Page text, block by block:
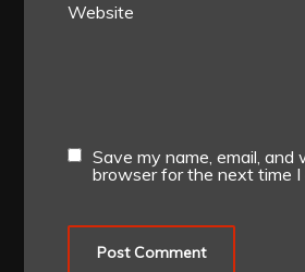
Website
Save my name, email, and
browser for the next time I